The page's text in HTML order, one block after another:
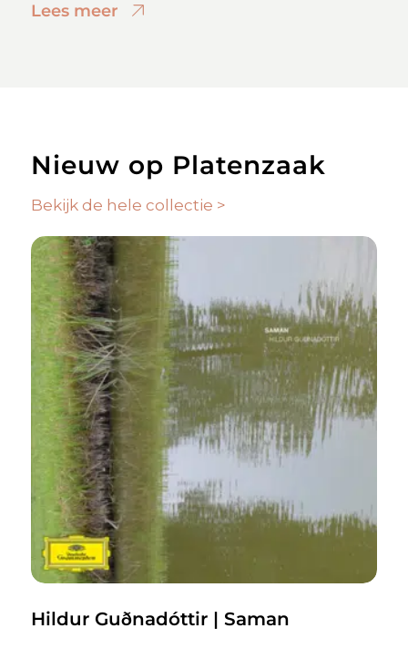
Lees meer
Nieuw op Platenzaak
Bekijk de hele collectie >
Hildur Guðnadóttir | Saman